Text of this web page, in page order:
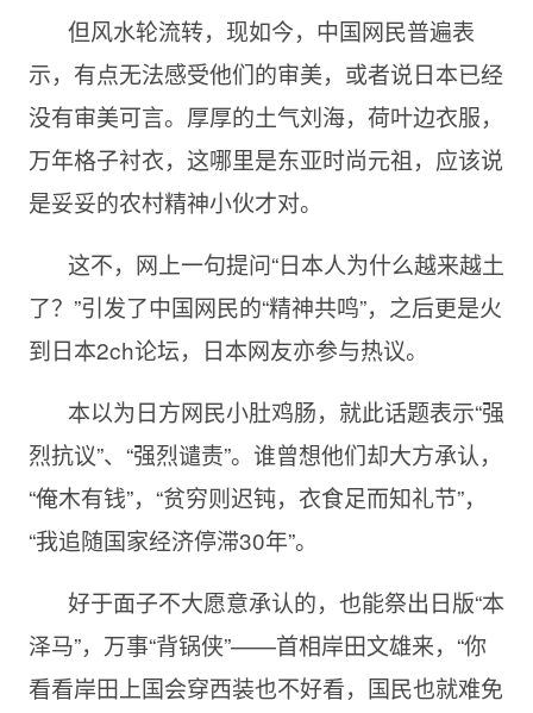
但风水轮流转，现如今，中国网民普遍表
示，有点无法感受他们的审美，或者说日本已经
没有审美可言。厚厚的土气刘海，荷叶边衣服，
万年格子衬衣，这哪里是东亚时尚元祖，应该说
是妥妥的农村精神小伙才对。
这不，网上一句提问“日本人为什么越来越土
了？”引发了中国网民的“精神共鸣”，之后更是火
到日本2ch论坛，日本网友亦参与热议。
本以为日方网民小肚鸡肠，就此话题表示“强
烈抗议”、“强烈谴责”。谁曾想他们却大方承认，
“俺木有钱”，“贫穷则迟钝，衣食足而知礼节”，
“我追随国家经济停滞30年”。
好于面子不大愿意承认的，也能祭出日版“本
泽马”，万事“背锅侠”——首相岸田文雄来，“你
看看岸田上国会穿西装也不好看，国民也就难免